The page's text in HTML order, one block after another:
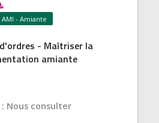
- Amiante
- Maîtriser la
amiante
: Nous consulter